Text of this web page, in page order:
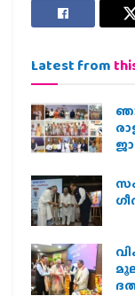
Latest from